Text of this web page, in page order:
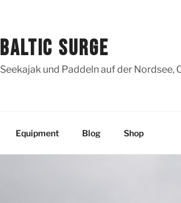
BALTIC SURGE
Seekajak und Paddeln auf der Nordsee,
Equipment Blog Shop